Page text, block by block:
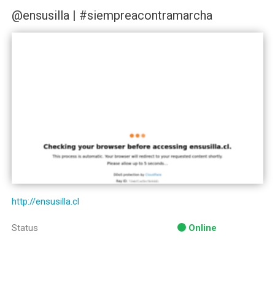
@ensusilla | #siempreacontramarcha
http://ensusilla.cl
Status Online